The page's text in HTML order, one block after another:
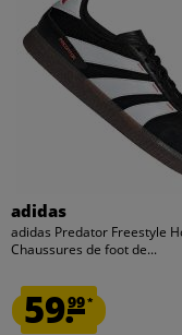
adidas
adidas Predator Freestyle
Chaussures de foot de...
59.99*